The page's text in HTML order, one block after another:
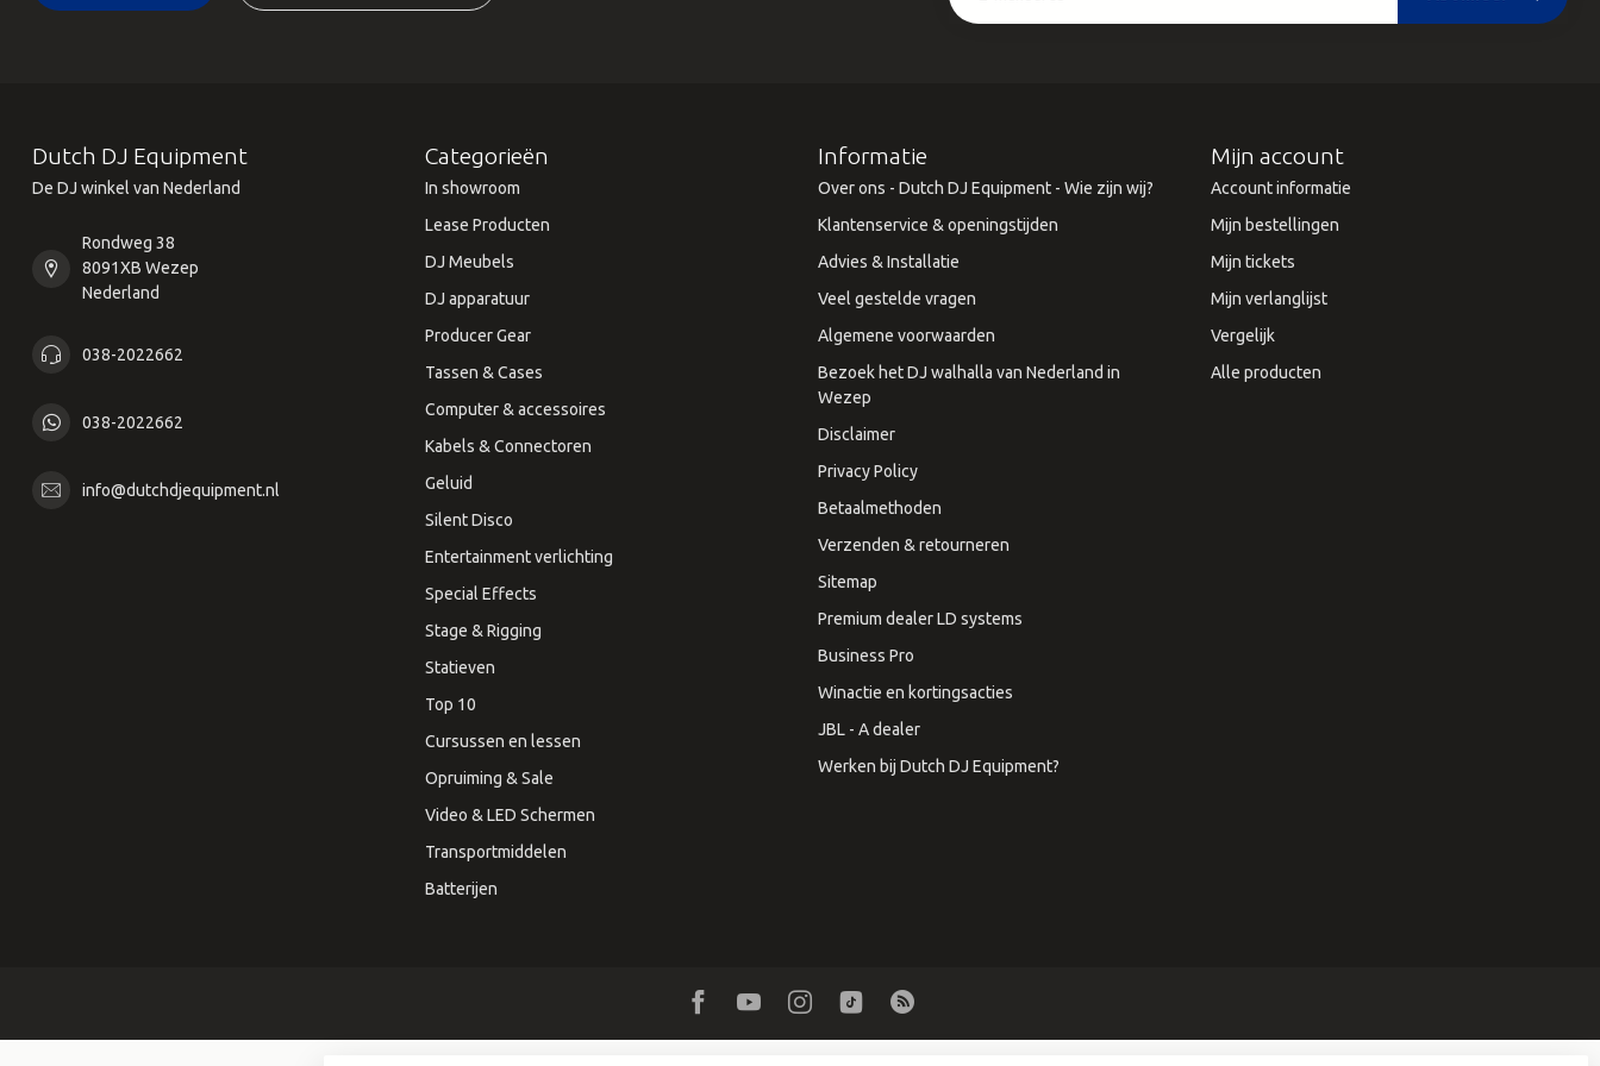
Dutch DJ Equipment
De DJ winkel van Nederland
Rondweg 38
8091XB Wezep
Nederland
038-2022662
038-2022662
info@dutchdjequipment.nl
Categorieën
In showroom
Lease Producten
DJ Meubels
DJ apparatuur
Producer Gear
Tassen & Cases
Computer & accessoires
Kabels & Connectoren
Geluid
Silent Disco
Entertainment verlichting
Special Effects
Stage & Rigging
Statieven
Top 10
Cursussen en lessen
Opruiming & Sale
Video & LED Schermen
Transportmiddelen
Batterijen
Informatie
Over ons - Dutch DJ Equipment - Wie zijn wij?
Klantenservice & openingstijden
Advies & Installatie
Veel gestelde vragen
Algemene voorwaarden
Bezoek het DJ walhalla van Nederland in
Wezep
Disclaimer
Privacy Policy
Betaalmethoden
Verzenden & retourneren
Sitemap
Premium dealer LD systems
Business Pro
Winactie en kortingsacties
JBL - A dealer
Werken bij Dutch DJ Equipment?
Mijn account
Account informatie
Mijn bestellingen
Mijn tickets
Mijn verlanglijst
Vergelijk
Alle producten